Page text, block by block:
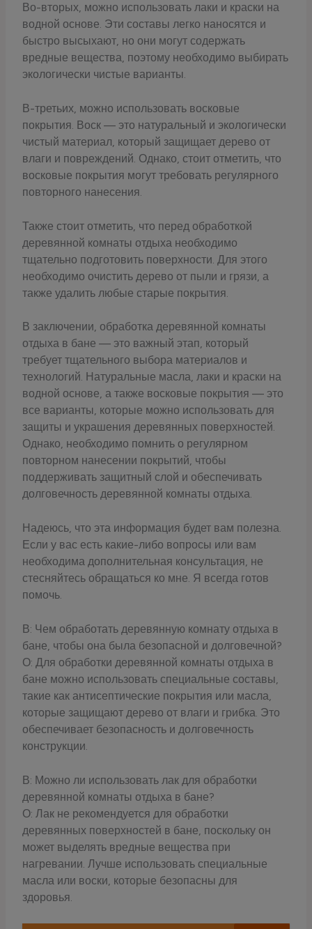
Во-вторых, можно использовать лаки и краски на
водной основе. Эти составы легко наносятся и
быстро высыхают, но они могут содержать
вредные вещества, поэтому необходимо выбирать
экологически чистые варианты.
В-третьих, можно использовать восковые
покрытия. Воск — это натуральный и экологически
чистый материал, который защищает дерево от
влаги и повреждений. Однако, стоит отметить, что
восковые покрытия могут требовать регулярного
повторного нанесения.
Также стоит отметить, что перед обработкой
деревянной комнаты отдыха необходимо
тщательно подготовить поверхности. Для этого
необходимо очистить дерево от пыли и грязи, а
также удалить любые старые покрытия.
В заключении, обработка деревянной комнаты
отдыха в бане — это важный этап, который
требует тщательного выбора материалов и
технологий. Натуральные масла, лаки и краски на
водной основе, а также восковые покрытия — это
все варианты, которые можно использовать для
защиты и украшения деревянных поверхностей.
Однако, необходимо помнить о регулярном
повторном нанесении покрытий, чтобы
поддерживать защитный слой и обеспечивать
долговечность деревянной комнаты отдыха.
Надеюсь, что эта информация будет вам полезна.
Если у вас есть какие-либо вопросы или вам
необходима дополнительная консультация, не
стесняйтесь обращаться ко мне. Я всегда готов
помочь.
В: Чем обработать деревянную комнату отдыха в
бане, чтобы она была безопасной и долговечной?
О: Для обработки деревянной комнаты отдыха в
бане можно использовать специальные составы,
такие как антисептические покрытия или масла,
которые защищают дерево от влаги и грибка. Это
обеспечивает безопасность и долговечность
конструкции.
В: Можно ли использовать лак для обработки
деревянной комнаты отдыха в бане?
О: Лак не рекомендуется для обработки
деревянных поверхностей в бане, поскольку он
может выделять вредные вещества при
нагревании. Лучше использовать специальные
масла или воски, которые безопасны для
здоровья.